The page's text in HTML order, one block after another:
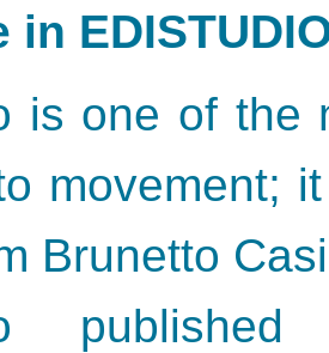
in
is one of the
movement;
Brunetto